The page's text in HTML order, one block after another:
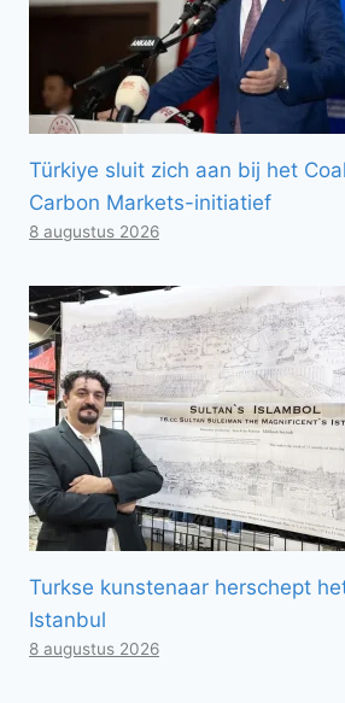
Türkiye sluit zich aan bij het
Carbon Markets-initiatief
8 augustus 2026
Turkse kunstenaar herschept
Istanbul
8 augustus 2026